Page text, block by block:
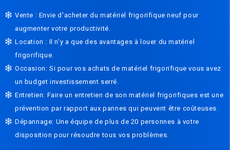
Vente : Envie d'acheter du matériel frigorifique neuf pour
augmenter votre productivité.
Location : Il n'y a que des avantages à louer du matériel
frigorifique.
Occasion: Si pour vos achats de matériel frigorifique vous avez
un budget investissement serré.
Entretien: Faire un entretien de son matériel frigorifiques est une
prévention par rapport aux pannes qui peuvent être coûteuses.
Dépannage: Une équipe de plus de 20 personnes à votre
disposition pour résoudre tous vos problèmes.